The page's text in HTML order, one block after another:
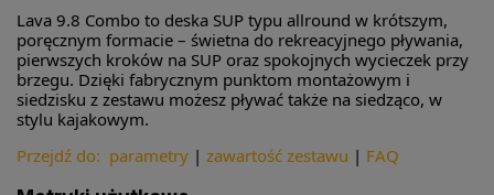
Lava 9.8 Combo to deska SUP typu allround w krótszym,
poręcznym formacie – świetna do rekreacyjnego pływania,
pierwszych kroków na SUP oraz spokojnych wycieczek przy
brzegu. Dzięki fabrycznym punktom montażowym i
siedzisku z zestawu możesz pływać także na siedząco, w
stylu kajakowym.
Przejdź do: parametry | zawartość zestawu | FAQ